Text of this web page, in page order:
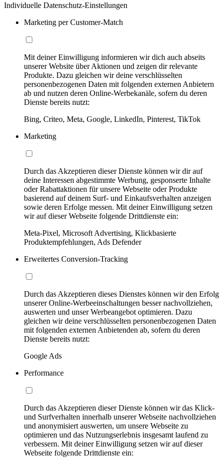
Individuelle Datenschutz-Einstellungen
Marketing per Customer-Match
Mit deiner Einwilligung informieren wir dich auch abseits
unserer Website über Aktionen und zeigen dir relevante
Produkte. Dazu gleichen wir deine verschlüsselten
personenbezogenen Daten mit folgenden externen Anbietern
ab und nutzen deren Online-Werbekanäle, sofern du deren
Dienste bereits nutzt:
Bing, Criteo, Meta, Google, LinkedIn, Pinterest, TikTok
Marketing
Durch das Akzeptieren dieser Dienste können wir dir auf
deine Interessen abgestimmte Werbung, gesponserte Inhalte
oder Rabattaktionen für unsere Webseite oder Produkte
basierend auf deinem Surf- und Einkaufsverhalten anzeigen
sowie deren Erfolge messen. Mit deiner Einwilligung setzen
wir auf dieser Webseite folgende Drittdienste ein:
Meta-Pixel, Microsoft Advertising, Klickbasierte
Produktempfehlungen, Ads Defender
Erweitertes Conversion-Tracking
Durch das Akzeptieren dieses Dienstes können wir den Erfolg
unserer Online-Werbeeinschaltungen besser nachvollziehen,
auswerten und unser Werbeangebot optimieren. Dazu
gleichen wir deine verschlüsselten personenbezogenen Daten
mit folgenden externen Anbietenden ab, sofern du deren
Dienste bereits nutzt:
Google Ads
Performance
Durch das Akzeptieren dieser Dienste können wir das Klick-
und Surfverhalten innerhalb unserer Webseite nachvollziehen
und anonymisiert auswerten, um unsere Webseite zu
optimieren und das Nutzungserlebnis insgesamt laufend zu
verbessern. Mit deiner Einwilligung setzen wir auf dieser
Webseite folgende Drittdienste ein: